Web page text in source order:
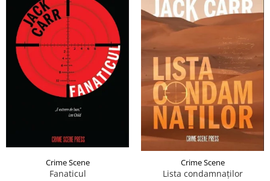
Crime Scene
Fanaticul
Crime Scene
Lista condamnaților